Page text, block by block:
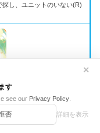
す
see our Privacy Policy.
否 詳細を表示
✕
探し、ユニットのいない(R)